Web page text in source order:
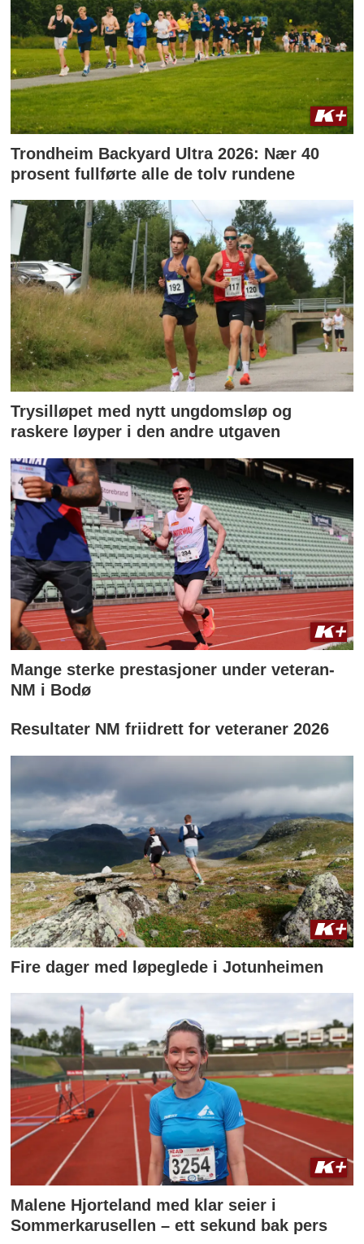
Trondheim Backyard Ultra 2026: Nær 40
prosent fullførte alle de tolv rundene
Trysilløpet med nytt ungdomsløp og
raskere løyper i den andre utgaven
Mange sterke prestasjoner under veteran-
NM i Bodø
Resultater NM friidrett for veteraner 2026
Fire dager med løpeglede i Jotunheimen
Malene Hjorteland med klar seier i
Sommerkarusellen – ett sekund bak pers